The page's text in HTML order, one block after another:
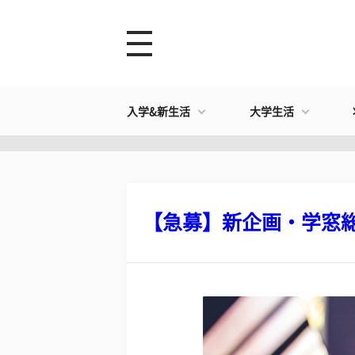
入学&新生活 大学生活
【急募】新企画・学窓